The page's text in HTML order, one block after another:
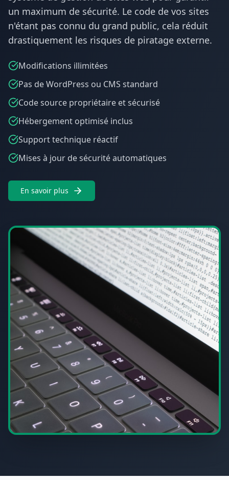
un maximum de sécurité. Le code de vos sites
n'étant pas connu du grand public, cela réduit
drastiquement les risques de piratage externe.
Modifications illimitées
Pas de WordPress ou CMS standard
Code source propriétaire et sécurisé
Hébergement optimisé inclus
Support technique réactif
Mises à jour de sécurité automatiques
En savoir plus